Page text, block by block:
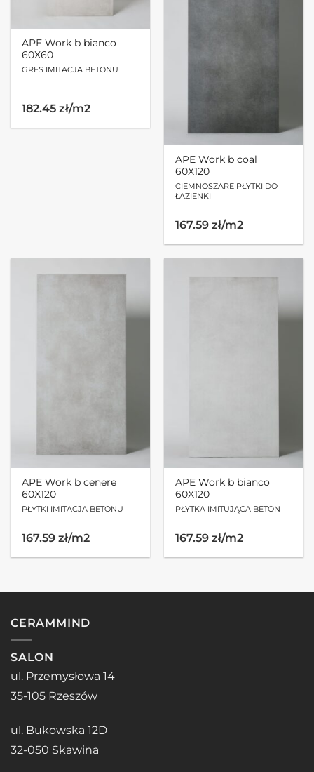
APE Work b bianco
60X60
GRES IMITACJA BETONU
182.45 zł/m2
APE Work b coal
60X120
CIEMNOSZARE PŁYTKI DO
ŁAZIENKI
167.59 zł/m2
APE Work b cenere
60X120
PŁYTKI IMITACJA BETONU
167.59 zł/m2
APE Work b bianco
60X120
PŁYTKA IMITUJĄCA BETON
167.59 zł/m2
CERAMMIND
SALON
ul. Przemysłowa 14
35-105 Rzeszów
ul. Bukowska 12D
32-050 Skawina